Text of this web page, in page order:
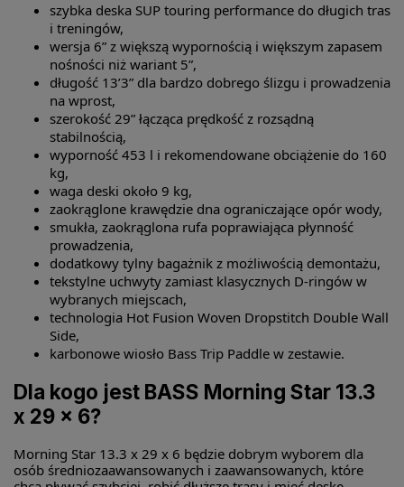
szybka deska SUP touring performance do długich tras
i treningów,
wersja 6” z większą wypornością i większym zapasem
nośności niż wariant 5”,
długość 13’3” dla bardzo dobrego ślizgu i prowadzenia
na wprost,
szerokość 29” łącząca prędkość z rozsądną
stabilnością,
wyporność 453 l i rekomendowane obciążenie do 160
kg,
waga deski około 9 kg,
zaokrąglone krawędzie dna ograniczające opór wody,
smukła, zaokrąglona rufa poprawiająca płynność
prowadzenia,
dodatkowy tylny bagażnik z możliwością demontażu,
tekstylne uchwyty zamiast klasycznych D-ringów w
wybranych miejscach,
technologia Hot Fusion Woven Dropstitch Double Wall
Side,
karbonowe wiosło Bass Trip Paddle w zestawie.
Dla kogo jest BASS Morning Star 13.3
x 29 x 6?
Morning Star 13.3 x 29 x 6 będzie dobrym wyborem dla
osób średniozaawansowanych i zaawansowanych, które